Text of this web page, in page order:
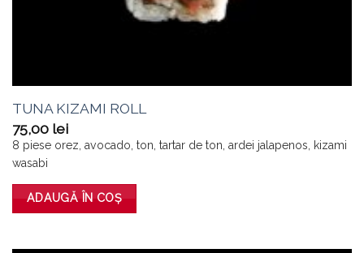
TUNA KIZAMI ROLL
75,00 lei
8 piese orez, avocado, ton, tartar de ton, ardei jalapenos, kizami
wasabi
ADAUGĂ ÎN COȘ